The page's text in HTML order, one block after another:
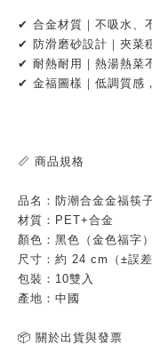
✔ 合金材質｜不吸水、
✔ 防滑磨砂設計｜夾菜
✔ 耐熱耐用｜熱湯熱菜
✔ 金福圖樣｜低調質感
📏 商品規格
品名：防潮合金金福筷
材質：PET+合金
顏色：黑色（金色福字）
尺寸：約 24 cm（±誤差
包裝：10雙入
產地：中國
📦 關於出貨與發票